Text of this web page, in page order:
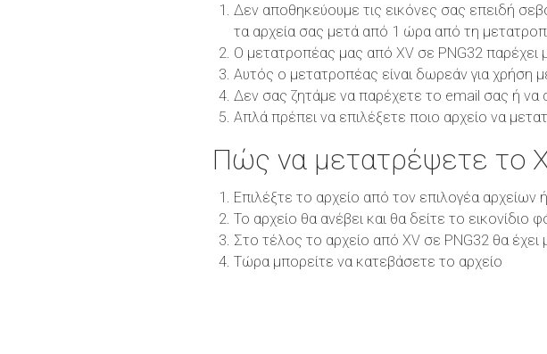
Δεν αποθηκεύουμε τις εικόνες σας επειδή
τα αρχεία σας μετά από 1 ώρα από τη
Ο μετατροπέας μας από XV σε PNG32 παρέχει
Αυτός ο μετατροπέας είναι δωρεάν για χρήση
Δεν σας ζητάμε να παρέχετε το email σας ή να
Απλά πρέπει να επιλέξετε ποιο αρχείο να
Πώς να μετατρέψετε το
Επιλέξτε το αρχείο από τον επιλογέα
Το αρχείο θα ανέβει και θα δείτε το εικονίδιο
Στο τέλος το αρχείο από XV σε PNG32 θα έχει
Τώρα μπορείτε να κατεβάσετε το αρχείο